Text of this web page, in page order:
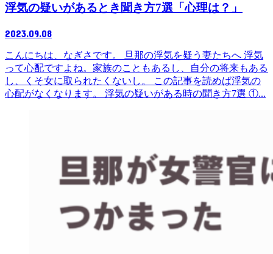
浮気の疑いがあるとき聞き方7選「心理は？」
2023.09.08
こんにちは、なぎさです。 旦那の浮気を疑う妻たちへ 浮気
って心配ですよね。家族のこともあるし、自分の将来もある
し、くそ女に取られたくないし。 この記事を読めば浮気の
心配がなくなります。 浮気の疑いがある時の聞き方7選 ①...